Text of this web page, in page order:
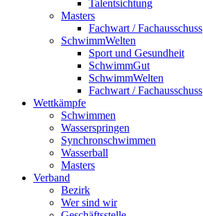
Talentsichtung
Masters
Fachwart / Fachausschuss
SchwimmWelten
Sport und Gesundheit
SchwimmGut
SchwimmWelten
Fachwart / Fachausschuss
Wettkämpfe
Schwimmen
Wasserspringen
Synchronschwimmen
Wasserball
Masters
Verband
Bezirk
Wer sind wir